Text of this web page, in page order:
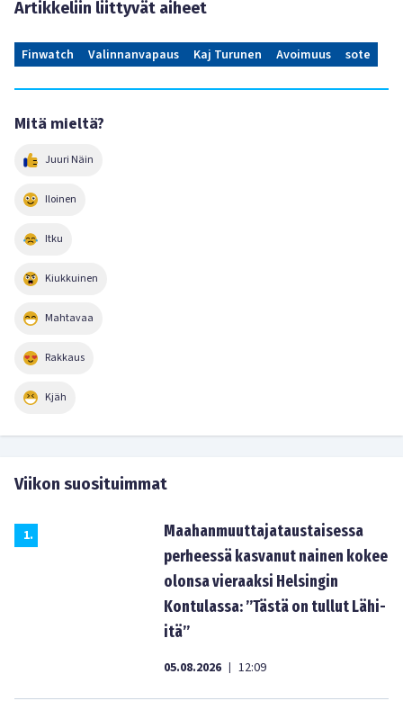
Artikkeliin liittyvät aiheet
Finwatch Valinnanvapaus Kaj Turunen Avoimuus sote
Mitä mieltä?
Juuri Näin
Iloinen
Itku
Kiukkuinen
Mahtavaa
Rakkaus
Kjäh
Viikon suosituimmat
1.
Maahanmuuttajataustaisessa
perheessä kasvanut nainen kokee
olonsa vieraaksi Helsingin
Kontulassa: ”Tästä on tullut Lähi-
itä”
05.08.2026 | 12:09